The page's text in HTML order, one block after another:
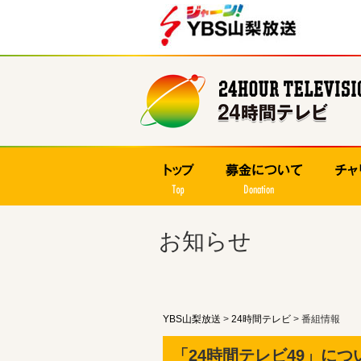
お知らせ
YBS山梨放送 > 24時間テレビ > 番組情報
「24時間テレビ49」につ